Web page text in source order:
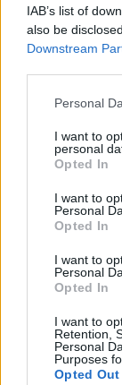
IAB’s list of
also be
Downstream
Personal
I want to
personal
Opted In
I want to
Personal
Opted In
I want to
Personal
Opted In
I want to
Retention,
Personal
Purposes
Opted Out
τους είδε,
ενόχληση,
φτάσει»,
Η γυναίκα,
Facebook
Email
Tags:
Σχετικά